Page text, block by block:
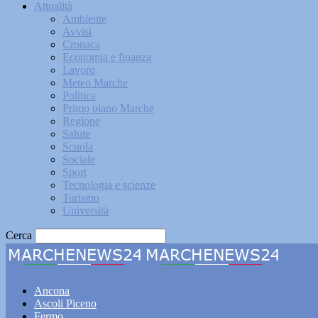
Attualità
Ambiente
Avvisi
Cronaca
Economia e finanza
Lavoro
Meteo Marche
Politica
Primo piano Marche
Regione
Salute
Scuola
Sociale
Sport
Tecnologia e scienze
Turismo
Università
Cerca
Ancona
Ascoli Piceno